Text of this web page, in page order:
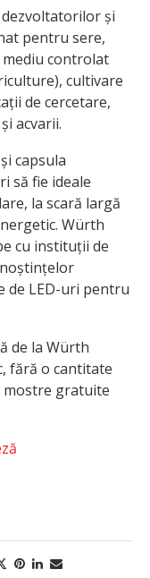
dezvoltatorilor și
pentru sere,
controlat
cultivare
de cercetare,
acvarii.
capsula
să fie ideale
la scară largă
Würth
cu instituții de
de LED-uri pentru
de la Würth
fără o cantitate
mostre gratuite